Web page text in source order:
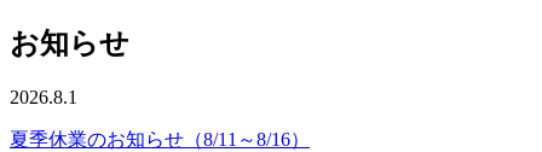
お知らせ
2026.8.1
夏季休業のお知らせ（8/11～8/16）